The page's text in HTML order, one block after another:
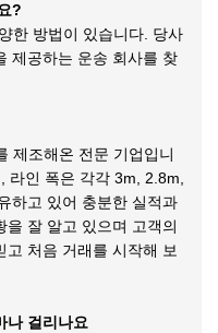
?
한 방법이 있습니다. 당사
제공하는 운송 회사를 찾
제조해온 전문 기업입니
라인 폭은 각각 3m, 2.8m,
하고 있어 충분한 실적과
을 잘 알고 있으며 고객의
고 처음 거래를 시작해 보
나 걸리나요